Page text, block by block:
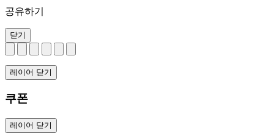
공유하기
닫기
레이어 닫기
쿠폰
레이어 닫기